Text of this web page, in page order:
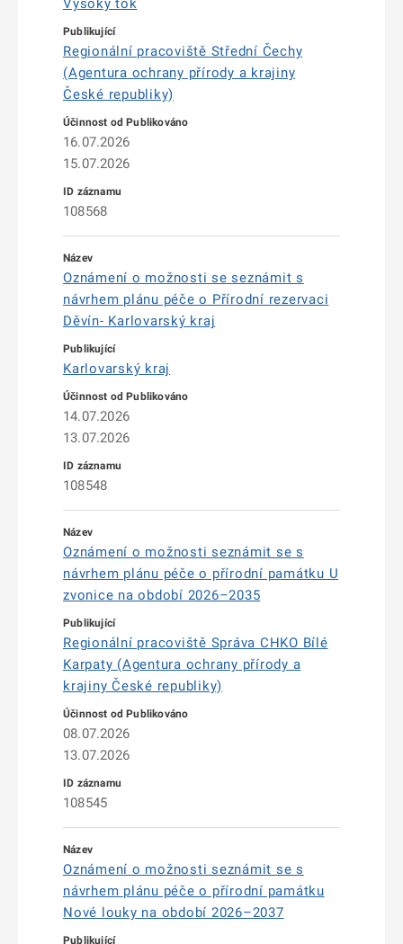
Vysoký tok
Regionální pracoviště Střední Čechy
(Agentura ochrany přírody a krajiny
České republiky)
16.07.2026
15.07.2026
108568
Oznámení o možnosti se seznámit s
návrhem plánu péče o Přírodní rezervaci
Děvín- Karlovarský kraj
Karlovarský kraj
14.07.2026
13.07.2026
108548
Oznámení o možnosti seznámit se s
návrhem plánu péče o přírodní památku U
zvonice na období 2026–2035
Regionální pracoviště Správa CHKO Bílé
Karpaty (Agentura ochrany přírody a
krajiny České republiky)
08.07.2026
13.07.2026
108545
Oznámení o možnosti seznámit se s
návrhem plánu péče o přírodní památku
Nové louky na období 2026–2037